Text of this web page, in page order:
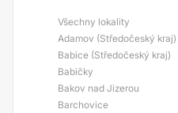
Všechny lokality
Adamov (Středočeský kraj)
Babice (Středočeský kraj)
Babičky
Bakov nad Jizerou
Barchovice